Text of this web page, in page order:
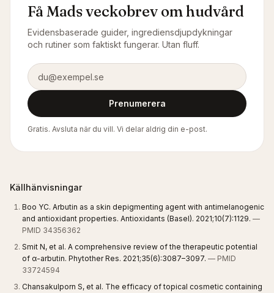
Få Mads veckobrev om hudvård
Evidensbaserade guider, ingrediensdjupdykningar
och rutiner som faktiskt fungerar. Utan fluff.
E-postadress
Prenumerera
Gratis. Avsluta när du vill. Vi delar aldrig din e-post.
Källhänvisningar
Boo YC. Arbutin as a skin depigmenting agent with antimelanogenic
and antioxidant properties. Antioxidants (Basel). 2021;10(7):1129. —
PMID 34356362
Smit N, et al. A comprehensive review of the therapeutic potential
of α-arbutin. Phytother Res. 2021;35(6):3087–3097. — PMID
33724594
Chansakulporn S, et al. The efficacy of topical cosmetic containing